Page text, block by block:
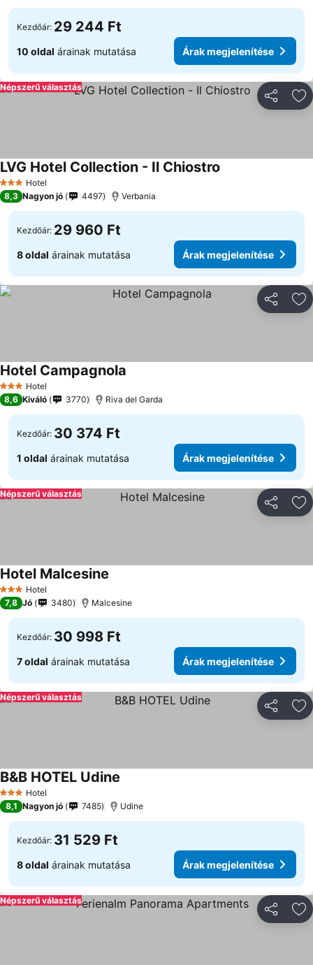
Kezdőár: 29 244 Ft
10 oldal árainak mutatása Árak megjelenítése
Népszerű választás
3 Kategória
Hotel
LVG Hotel Collection - Il Chiostro
8,3 Nagyon jó 4497 Verbania
Kezdőár: 29 960 Ft
8 oldal árainak mutatása Árak megjelenítése
3 Kategória
Hotel
Hotel Campagnola
8,6 Kiváló 3770 Riva del Garda
Kezdőár: 30 374 Ft
1 oldal árainak mutatása Árak megjelenítése
Népszerű választás
3 Kategória
Hotel
Hotel Malcesine
7,8 Jó 3480 Malcesine
Kezdőár: 30 998 Ft
7 oldal árainak mutatása Árak megjelenítése
Népszerű választás
3 Kategória
Hotel
B&B HOTEL Udine
8,1 Nagyon jó 7485 Udine
Kezdőár: 31 529 Ft
8 oldal árainak mutatása Árak megjelenítése
Népszerű választás